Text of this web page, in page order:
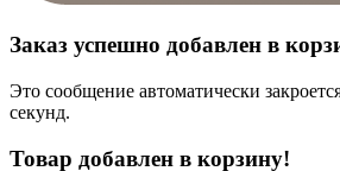
Заказ успешно добавлен в
Это сообщение автоматически
секунд.
Товар добавлен в корзину!